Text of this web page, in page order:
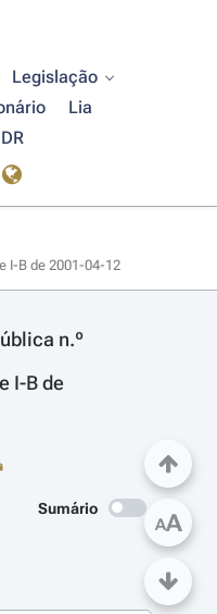
Legislação
Lia
I-B de 2001-04-12
n.º
I-B de
Sumário
AA